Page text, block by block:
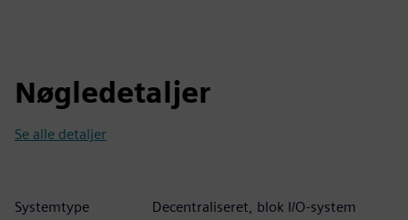
Nøgledetaljer
Se alle detaljer
Systemtype Decentraliseret, blok I/O-system